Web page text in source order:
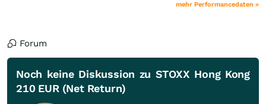
mehr Performancedaten »
Forum
Noch keine Diskussion zu STOXX Hong Kong
210 EUR (Net Return)